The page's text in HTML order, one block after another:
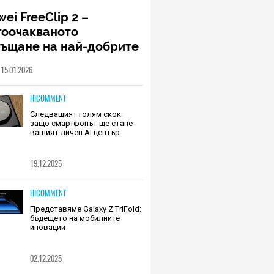
FreeClip 2 –
на най-добрите
15.01.2026
HICOMMENT
Следващият голям скок:
защо смартфонът ще стане
вашият личен AI център
19.12.2025
HICOMMENT
Представяме Galaxy Z TriFold:
бъдещето на мобилните
иновации
02.12.2025